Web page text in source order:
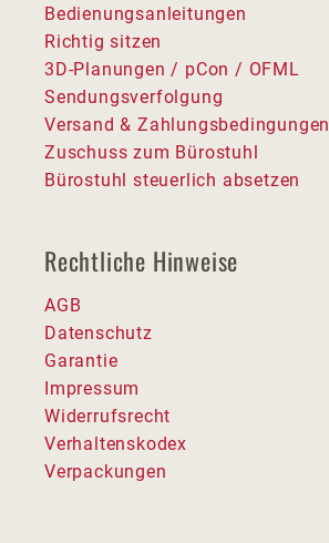
Bedienungsanleitungen
Richtig sitzen
3D-Planungen / pCon / OFML
Sendungsverfolgung
Versand & Zahlungsbedingungen
Zuschuss zum Bürostuhl
Bürostuhl steuerlich absetzen
Rechtliche Hinweise
AGB
Datenschutz
Garantie
Impressum
Widerrufsrecht
Verhaltenskodex
Verpackungen